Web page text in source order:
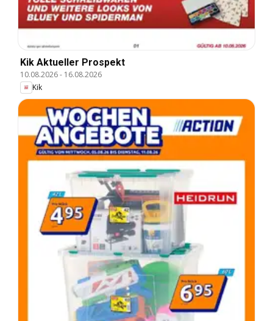
Kik Aktueller Prospekt
10.08.2026- 16.08.2026
Kik